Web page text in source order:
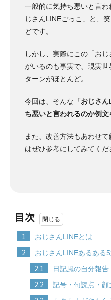
一般的に気持ち悪いと言
じさんLINEごっこ」と、
どです。
しかし、実際にこの「お
がいるのも事実で、現実
ターンがほとんど。
今回は、そんな 「おじさ
ち悪いと言われるのか例
また、改善方法もあわせ
はぜひ参考にしてみてくだ
目次
1 おじさんLINEとは
2 おじさんLINEあるある5
2.1 日記風の自分報告
2.2 記号・句読点・顔